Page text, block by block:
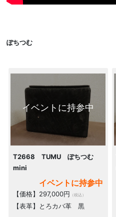
ぽちつむ
イベントに持参中
T2668 TUMU ぽちつむ
mini
イベントに持参中
【価格】297,000円 （税込）
【表革】とろカバ革 黒